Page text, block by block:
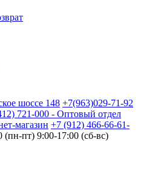
шоссе 148 +7(963)029-71-92
721-000 - Оптовый отдел
магазин +7 (912) 466-66-61-
(пн-пт) 9:00-17:00 (сб-вс)